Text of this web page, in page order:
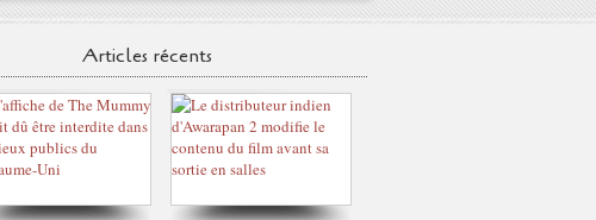
Articles récents